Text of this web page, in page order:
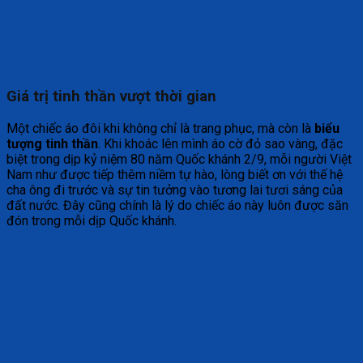
Giá trị tinh thần vượt thời gian
Một chiếc áo đôi khi không chỉ là trang phục, mà còn là biểu
tượng tinh thần. Khi khoác lên mình áo cờ đỏ sao vàng, đặc
biệt trong dịp kỷ niệm 80 năm Quốc khánh 2/9, mỗi người Việt
Nam như được tiếp thêm niềm tự hào, lòng biết ơn với thế hệ
cha ông đi trước và sự tin tưởng vào tương lai tươi sáng của
đất nước. Đây cũng chính là lý do chiếc áo này luôn được săn
đón trong mỗi dịp Quốc khánh.